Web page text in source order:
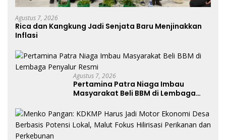
Agustus 7, 2026
Rica dan Kangkung Jadi Senjata Baru Menjinakkan
Inflasi
Agustus 7, 2026
Pertamina Patra Niaga Imbau
Masyarakat Beli BBM di Lembaga